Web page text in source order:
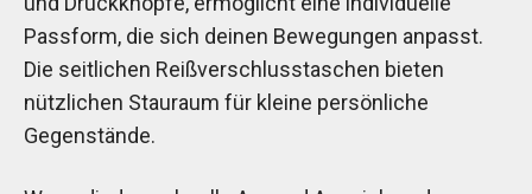
Passform, die sich deinen Bewegungen anpasst.
Die seitlichen Reißverschlusstaschen bieten
nützlichen Stauraum für kleine persönliche
Gegenstände.